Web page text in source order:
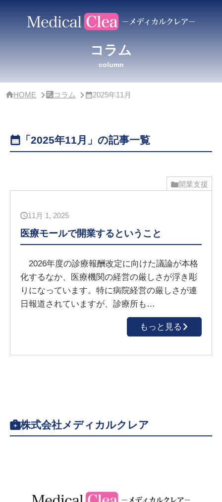
要
コラム
column
HOME コラム 2025年11月
「2025年11月」の記事一覧
開業支援
11月 1, 2025
医療モールで開業するということ
2026年度の診療報酬改定に向けた議論が本格
化するなか、医療機関の経営の厳しさが浮き彫
りになっています。特に病院経営の厳しさが連
日報道されていますが、診療所も…
もっと見る
株式会社メディカルクレア